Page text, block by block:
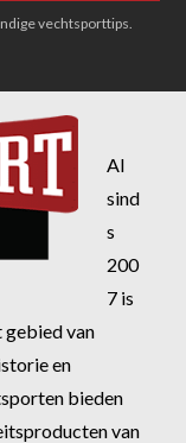
vechtsporttips.
Al
sind
s
200
7 is
van
en
bieden
van